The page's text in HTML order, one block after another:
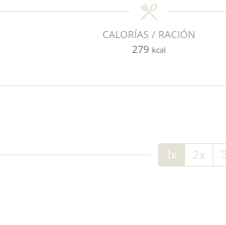
n
CALORÍAS / RACIÓN
279 kcal
1x 2x